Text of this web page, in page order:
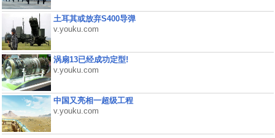
土耳其或放弃S400导弹
v.youku.com
涡扇13已经成功定型!
v.youku.com
中国又亮相一超级工程
v.youku.com